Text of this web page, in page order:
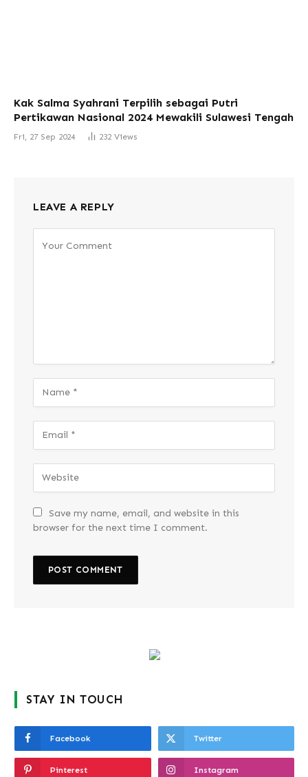
Kak Salma Syahrani Terpilih sebagai Putri
Pertikawan Nasional 2024 Mewakili Sulawesi Tengah
Fri, 27 Sep 2024 232 Views
LEAVE A REPLY
Save my name, email, and website in this
browser for the next time I comment.
STAY IN TOUCH
Facebook Twitter
Pinterest Instagram